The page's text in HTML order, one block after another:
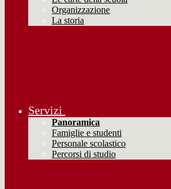
Organizzazione
La storia
Servizi
Panoramica
Famiglie e studenti
Personale scolastico
Percorsi di studio